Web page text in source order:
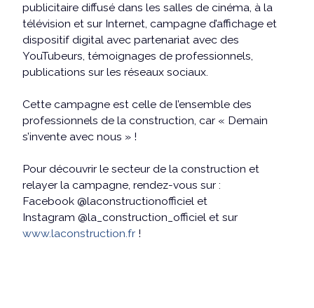
publicitaire diffusé dans les salles de cinéma, à la
télévision et sur Internet, campagne d’affichage et
dispositif digital avec partenariat avec des
YouTubeurs, témoignages de professionnels,
publications sur les réseaux sociaux.
Cette campagne est celle de l’ensemble des
professionnels de la construction, car « Demain
s’invente avec nous » !
Pour découvrir le secteur de la construction et
relayer la campagne, rendez-vous sur :
Facebook @laconstructionofficiel et
Instagram @la_construction_officiel et sur
www.laconstruction.fr!